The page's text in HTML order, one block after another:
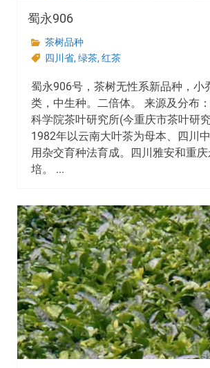
蜀永906
茶树品种
四川省, 绿茶, 红茶
蜀永906号，茶树无性系新品种，小
类，中生种。二倍体。 来源及分布
科学院茶叶研究所(今重庆市茶叶研
1982年以云南大叶茶为母本、四川
用杂交育种法育成。四川雅安和重
培。 ...